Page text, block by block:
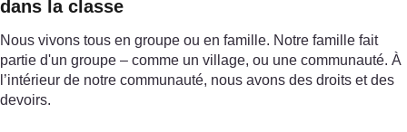
dans la classe
Nous vivons tous en groupe ou en famille. Notre famille fait
partie d'un groupe – comme un village, ou une communauté. À
l’intérieur de notre communauté, nous avons des droits et des
devoirs.